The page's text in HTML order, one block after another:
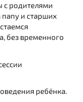
с родителями
и старших
без временного
ребёнка.